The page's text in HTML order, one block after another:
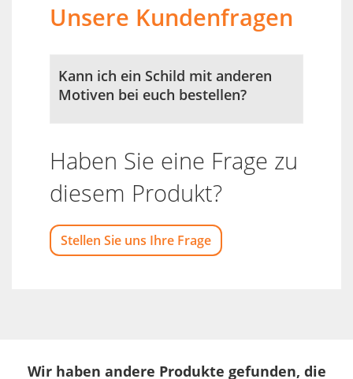
Unsere Kundenfragen
Kann ich ein Schild mit anderen
Motiven bei euch bestellen?
Haben Sie eine Frage zu
diesem Produkt?
Stellen Sie uns Ihre Frage
Wir haben andere Produkte gefunden, die